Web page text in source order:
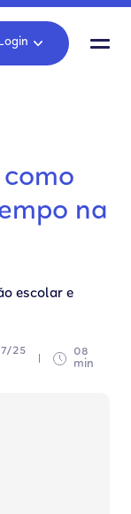
na
escolar e
25
08
min